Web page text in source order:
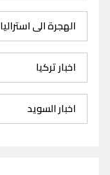
الهجرة الى استراليا
اخبار تركيا
اخبار السويد